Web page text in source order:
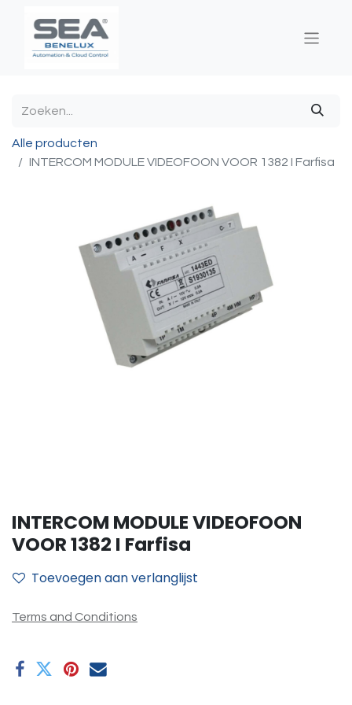
Alle producten
INTERCOM MODULE VIDEOFOON VOOR 1382 I Farfisa
INTERCOM MODULE VIDEOFOON
VOOR 1382 I Farfisa
Toevoegen aan verlanglijst
Terms and Conditions